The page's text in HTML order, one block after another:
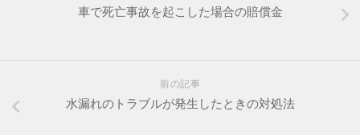
車で死亡事故を起こした場合の賠償金
前の記事
水漏れのトラブルが発生したときの対処法